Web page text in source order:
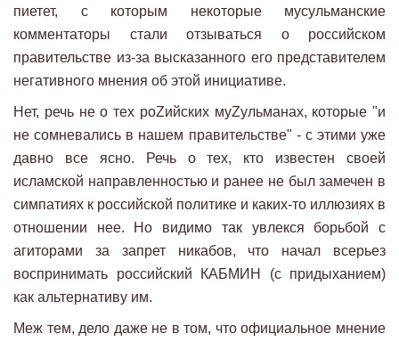
пиетет, с которым некоторые мусульманские
комментаторы стали отзываться о российском
правительстве из-за высказанного его представителем
негативного мнения об этой инициативе.
Нет, речь не о тех роZийских муZульманах, которые "и
не сомневались в нашем правительстве" - с этими уже
давно все ясно. Речь о тех, кто известен своей
исламской направленностью и ранее не был замечен в
симпатиях к российской политике и каких-то иллюзиях в
отношении нее. Но видимо так увлекся борьбой с
агиторами за запрет никабов, что начал всерьез
воспринимать российский КАБМИН (с придыханием)
как альтернативу им.
Меж тем, дело даже не в том, что официальное мнение